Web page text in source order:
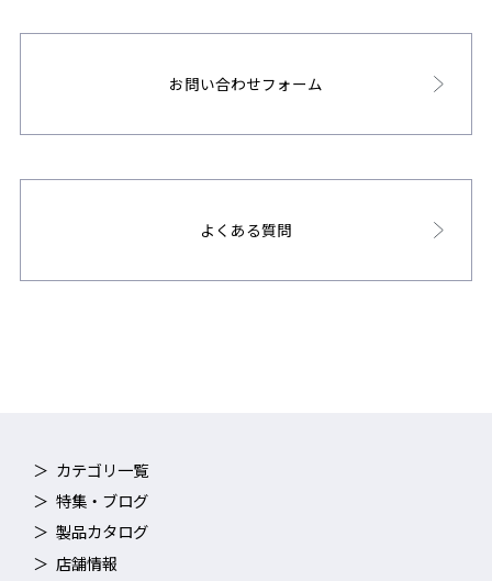
お問い合わせフォーム
よくある質問
カテゴリ一覧
特集・ブログ
製品カタログ
店舗情報